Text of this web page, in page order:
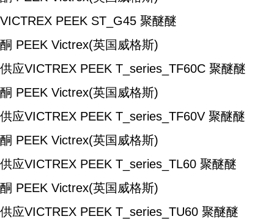
VICTREX PEEK ST_G45 聚醚醚
酮 PEEK Victrex(英国威格斯)
供应VICTREX PEEK T_series_TF60C 聚醚醚
酮 PEEK Victrex(英国威格斯)
供应VICTREX PEEK T_series_TF60V 聚醚醚
酮 PEEK Victrex(英国威格斯)
供应VICTREX PEEK T_series_TL60 聚醚醚
酮 PEEK Victrex(英国威格斯)
供应VICTREX PEEK T_series_TU60 聚醚醚